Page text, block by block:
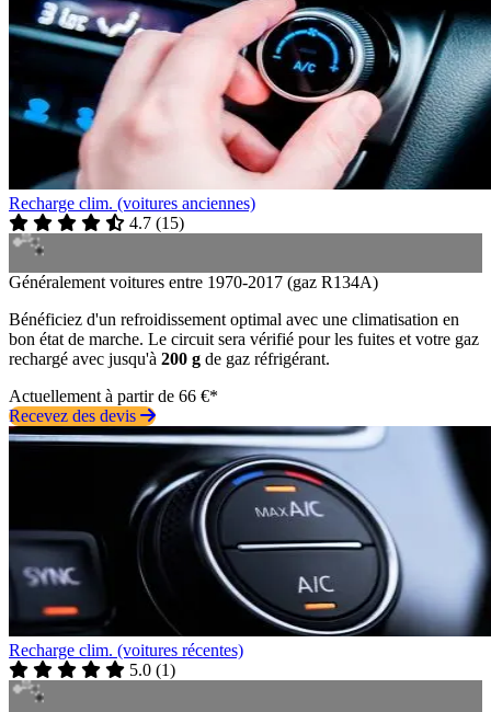
Recharge clim. (voitures anciennes)
4.7 (15)
Généralement voitures entre 1970-2017 (gaz R134A)
Bénéficiez d'un refroidissement optimal avec une climatisation en
bon état de marche. Le circuit sera vérifié pour les fuites et votre gaz
rechargé avec jusqu'à 200 g de gaz réfrigérant.
Actuellement à partir de 66 €*
Recevez des devis
Recharge clim. (voitures récentes)
5.0 (1)